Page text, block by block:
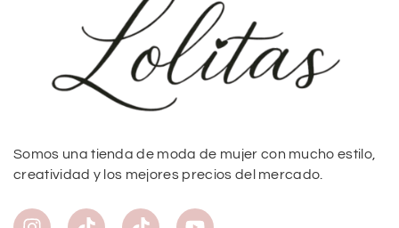
Somos una tienda de moda de mujer con mucho estilo,
creatividad y los mejores precios del mercado.